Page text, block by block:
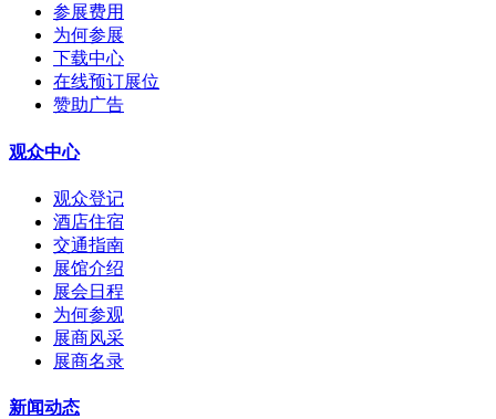
参展费用
为何参展
下载中心
在线预订展位
赞助广告
观众中心
观众登记
酒店住宿
交通指南
展馆介绍
展会日程
为何参观
展商风采
展商名录
新闻动态